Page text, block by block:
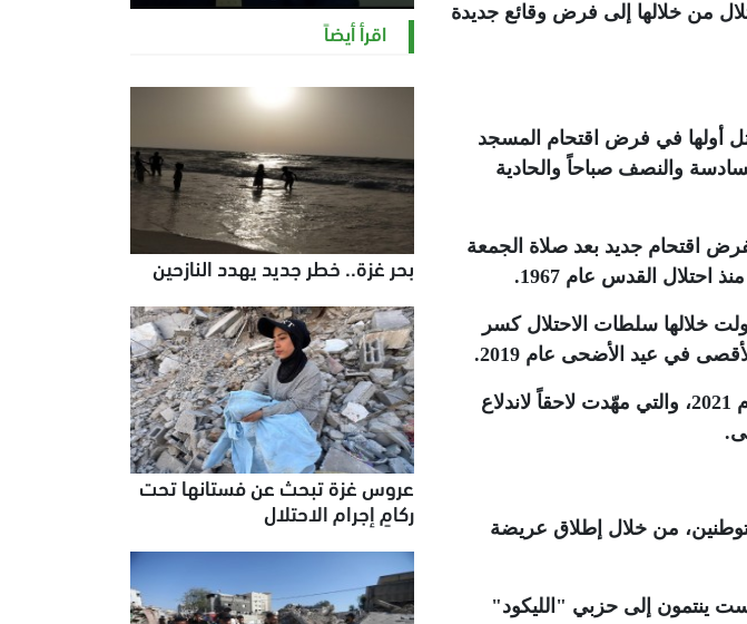
من خلالها إلى فرض وقائع جديدة
أولها في فرض اقتحام المسجد
والنصف صباحاً والحادية
اقتحام جديد بعد صلاة الجمعة
القدس عام 1967
.
خلالها سلطات الاحتلال كسر
في عيد الأضحى عام 2019
.
كما استذكر محاولة اقتحام المسجد في الثامن والعشرين من شهر رمضان عام 2021، والتي مهّدت لاحقاً لاندلاع
.
من خلال إطلاق عريضة
ينتمون إلى حزبي "الليكود"
السبت 8 أغسطس 2026 11:21 ص
اقرأ أيضاً
بحر غزة.. خطر جديد يهدد النازحين
عروس غزة تبحث عن فستانها تحت
ركامٍ إجرام الاحتلال